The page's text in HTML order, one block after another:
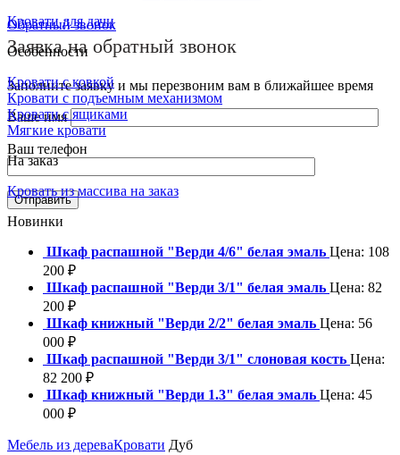
Обратный звонок
Заявка на обратный звонок
Заполните заявку и мы перезвоним вам в ближайшее время
Ваше имя
Ваш телефон
Кровати для дачи
Особенности
Кровати с ковкой
Кровати с подъемным механизмом
Кровати с ящиками
Мягкие кровати
На заказ
Кровать из массива на заказ
Новинки
Шкаф распашной "Верди 4/6" белая эмаль Цена: 108
200 ₽
Шкаф распашной "Верди 3/1" белая эмаль Цена: 82
200 ₽
Шкаф книжный "Верди 2/2" белая эмаль Цена: 56
000 ₽
Шкаф распашной "Верди 3/1" слоновая кость Цена:
82 200 ₽
Шкаф книжный "Верди 1.3" белая эмаль Цена: 45
000 ₽
Мебель из дереваКровати Дуб